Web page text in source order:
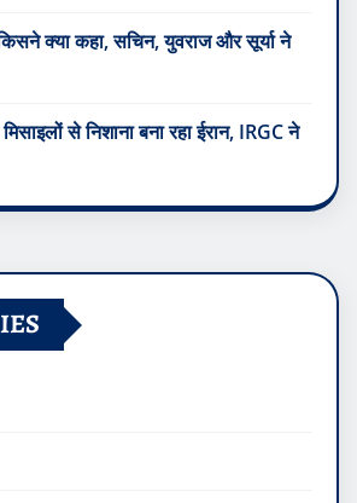
क्या कहा, सचिन, युवराज और सूर्या ने
से निशाना बना रहा ईरान, IRGC ने